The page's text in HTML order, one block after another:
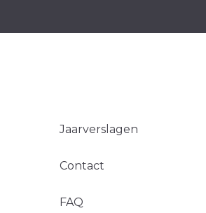
Jaarverslagen
Contact
FAQ